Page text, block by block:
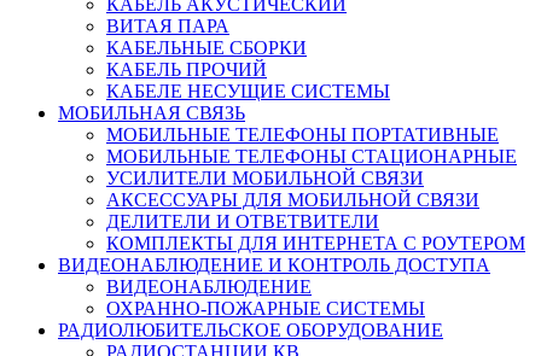
ВИТАЯ ПАРА
КАБЕЛЬНЫЕ СБОРКИ
КАБЕЛЬ ПРОЧИЙ
КАБЕЛЕ НЕСУЩИЕ СИСТЕМЫ
МОБИЛЬНАЯ СВЯЗЬ
МОБИЛЬНЫЕ ТЕЛЕФОНЫ ПОРТАТИВНЫЕ
МОБИЛЬНЫЕ ТЕЛЕФОНЫ СТАЦИОНАРНЫЕ
УСИЛИТЕЛИ МОБИЛЬНОЙ СВЯЗИ
АКСЕССУАРЫ ДЛЯ МОБИЛЬНОЙ СВЯЗИ
ДЕЛИТЕЛИ И ОТВЕТВИТЕЛИ
КОМПЛЕКТЫ ДЛЯ ИНТЕРНЕТА С РОУТЕРОМ
ВИДЕОНАБЛЮДЕНИЕ И КОНТРОЛЬ ДОСТУПА
ВИДЕОНАБЛЮДЕНИЕ
ОХРАННО-ПОЖАРНЫЕ СИСТЕМЫ
РАДИОЛЮБИТЕЛЬСКОЕ ОБОРУДОВАНИЕ
РАДИОСТАНЦИИ КВ